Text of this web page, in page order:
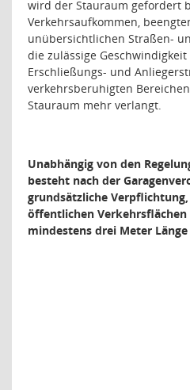
wird der Stauraum gefordert
Verkehrsaufkommen,
unübersichtlichen Straßen-
die zulässige
Erschließungs- und
verkehrsberuhigten
Stauraum mehr verlangt.
Unabhängig von den
besteht nach der
grundsätzliche
öffentlichen
mindestens drei Meter